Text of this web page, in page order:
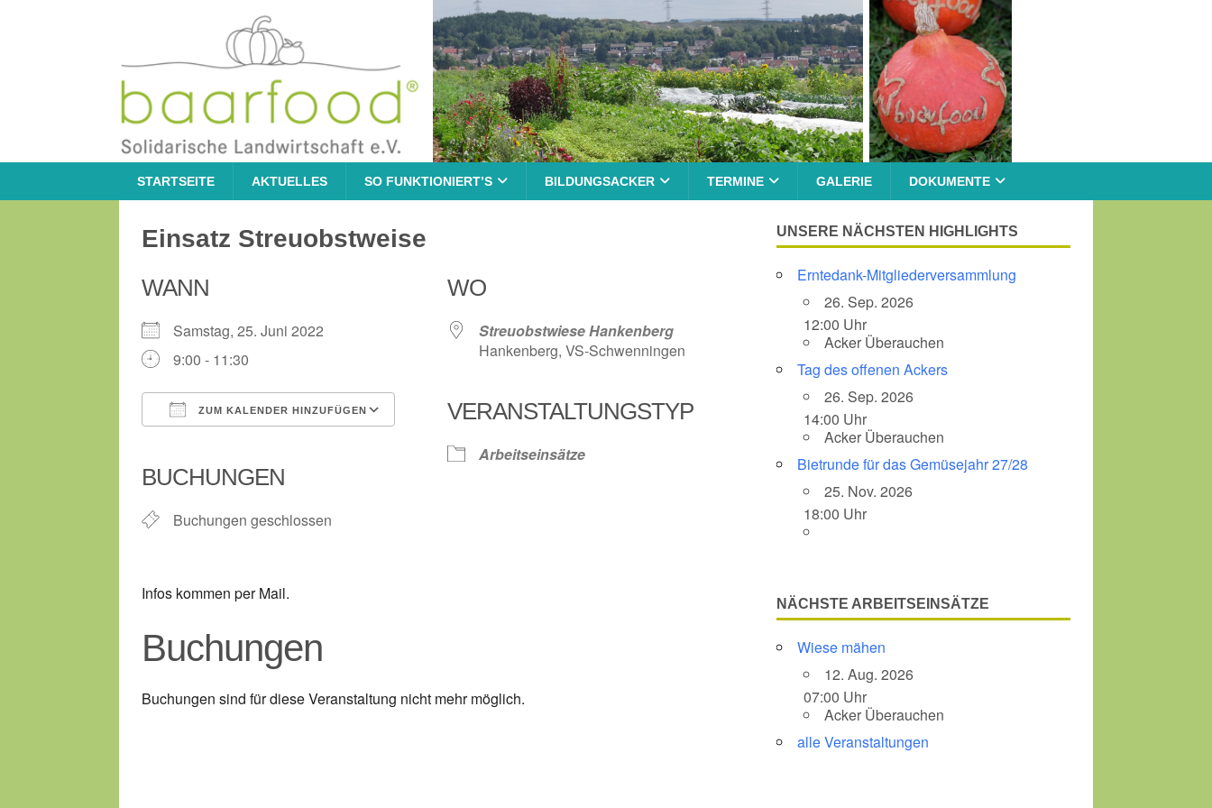
STARTSEITE AKTUELLES SO FUNKTIONIERT’S BILDUNGSACKER TERMINE GALERIE DOKUMENTE
Einsatz Streuobstweise
WANN
Samstag, 25. Juni 2022
9:00 - 11:30
ZUM KALENDER HINZUFÜGEN
Google Kalender Office 365
BUCHUNGEN
Buchungen geschlossen
WO
Streuobstwiese Hankenberg
Hankenberg, VS-Schwenningen
VERANSTALTUNGSTYP
Arbeitseinsätze
Infos kommen per Mail.
Buchungen
Buchungen sind für diese Veranstaltung nicht mehr möglich.
UNSERE NÄCHSTEN HIGHLIGHTS
Erntedank-Mitgliederversammlung
26. Sep. 2026
12:00 Uhr
Acker Überauchen
Tag des offenen Ackers
26. Sep. 2026
14:00 Uhr
Acker Überauchen
Bietrunde für das Gemüsejahr 27/28
25. Nov. 2026
18:00 Uhr
NÄCHSTE ARBEITSEINSÄTZE
Wiese mähen
12. Aug. 2026
07:00 Uhr
Acker Überauchen
alle Veranstaltungen